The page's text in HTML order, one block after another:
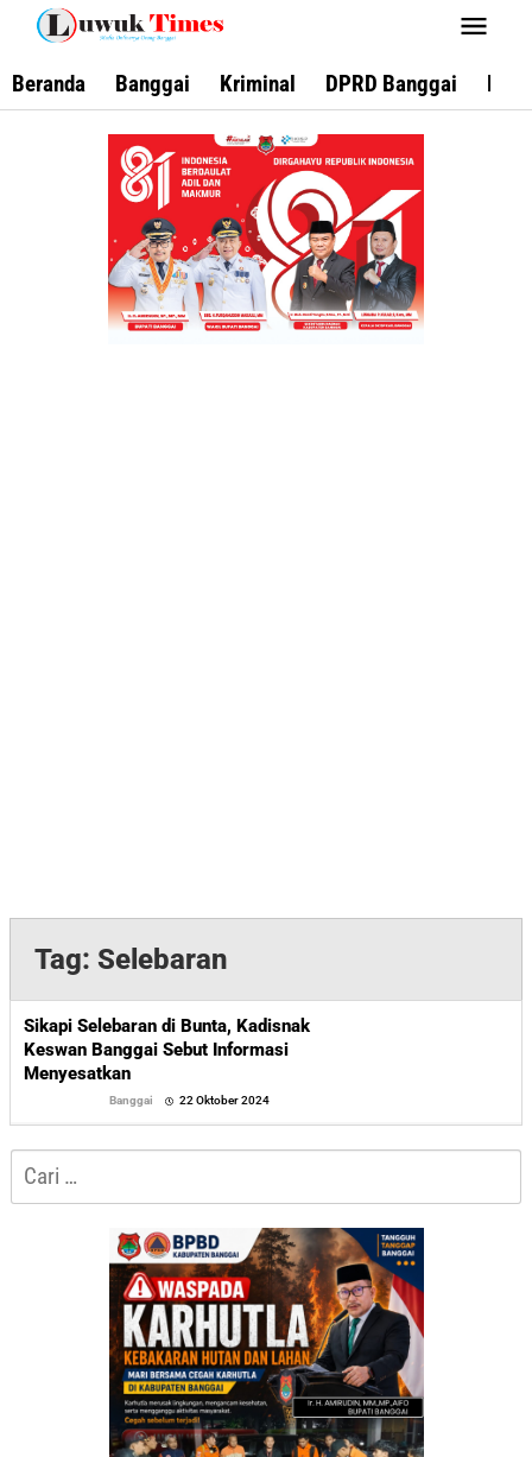
Lewati
konten
Beranda Banggai Kriminal DPRD Banggai
Tag: Selebaran
Sikapi Selebaran di Bunta, Kadisnak
Keswan Banggai Sebut Informasi
Menyesatkan
Banggai 22 Oktober 2024
Cari
untuk: